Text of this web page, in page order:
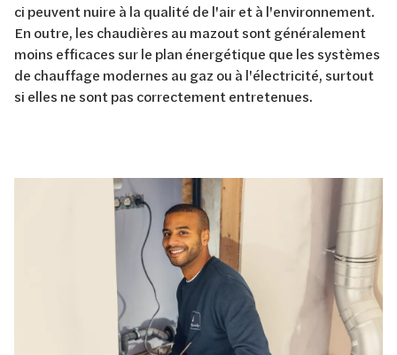
ci peuvent nuire à la qualité de l'air et à l'environnement.
En outre, les chaudières au mazout sont généralement
moins efficaces sur le plan énergétique que les systèmes
de chauffage modernes au gaz ou à l'électricité, surtout
si elles ne sont pas correctement entretenues.